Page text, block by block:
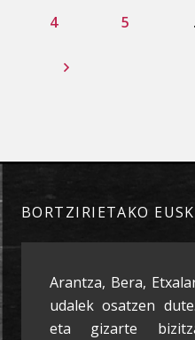
4 5
BORTZIRIETAKO
Arantza, Bera,
udalek osatzen
eta gizarte